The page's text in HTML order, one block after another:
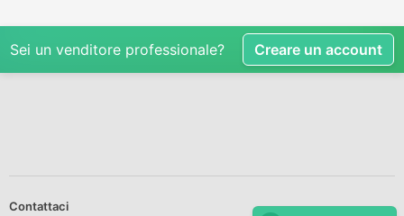
Sei un venditore professionale? Creare un account
Contattaci